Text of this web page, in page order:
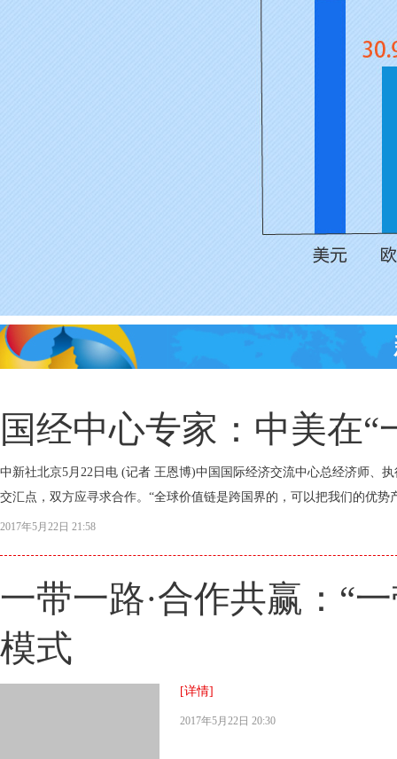
国经中心专家：中美在
中新社北京5月22日电 (记者 王恩博)中国国际经济交流中心总经济师、
交汇点，双方应寻求合作。“全球价值链是跨国界的，可以把我们的优
2017年5月22日 21:58
一带一路·合作共赢：“
模式
[详情]
2017年5月22日 20:30